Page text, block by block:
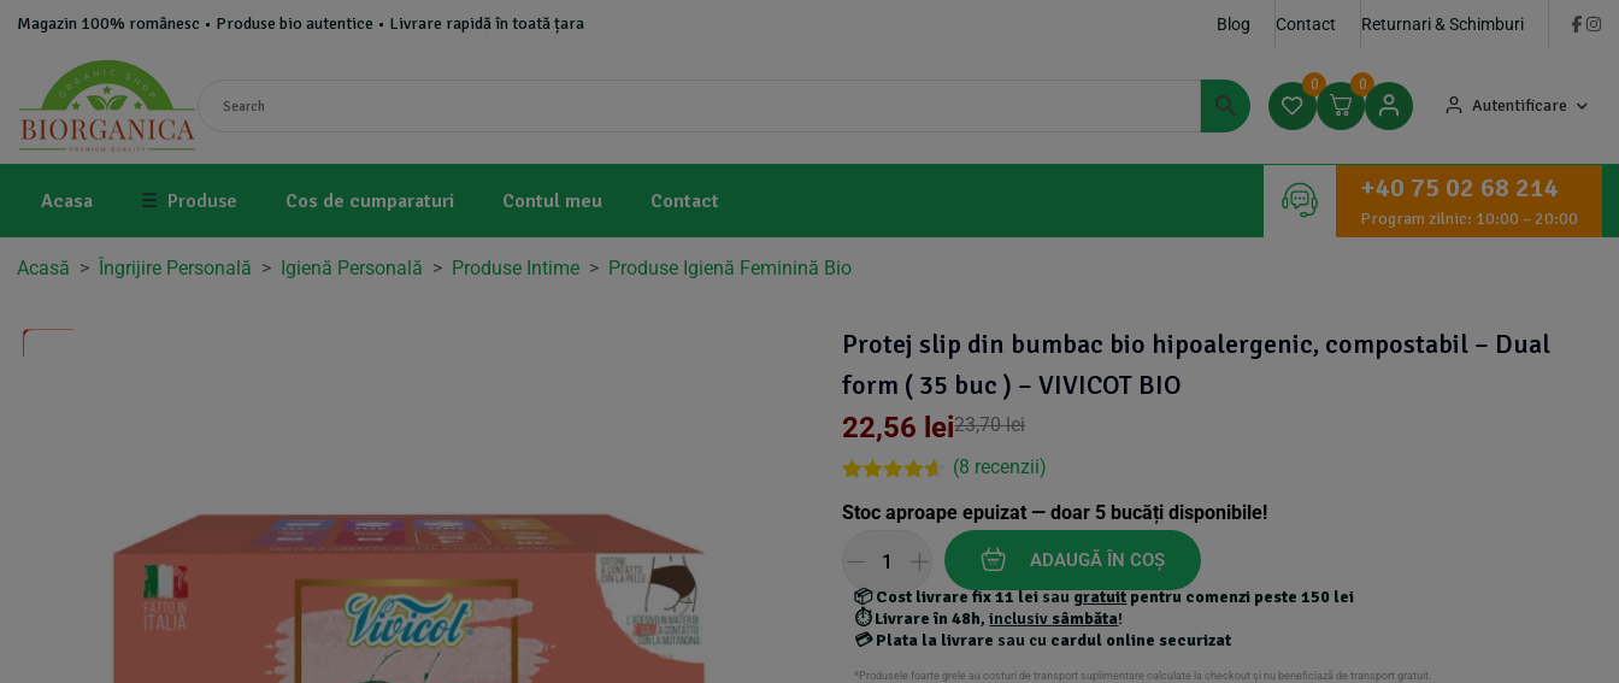
Magazin 100% românesc • Produse bio autentice • Livrare rapidă în toată țara Blog Contact Returnari & Schimburi
0 0
Autentificare
Acasa ☰ Produse Cos de cumparaturi Contul meu Contact +40 75 02 68 214
Program zilnic: 10:00 – 20:00
Acasă > Îngrijire Personală > Igienă Personală > Produse Intime > Produse Igienă Feminină Bio
Protej slip din bumbac bio hipoalergenic, compostabil – Dual
form ( 35 buc ) – VIVICOT BIO
23,70lei
22,56 lei
out of 5
customer
ratings
(8 recenzii)
Stoc aproape epuizat — doar 5 bucăți disponibile!
ADAUGĂ ÎN COȘ
📦Cost livrare fix 11 leisaugratuitpentru comenzi peste 150 lei
⏱️Livrare în 48h,inclusiv sâmbăta!
💳Plata la livrare sau cu cardul online securizat
*Produsele foarte grele au costuri de transport suplimentare calculate la checkout și nu beneficiază de transport gratuit.